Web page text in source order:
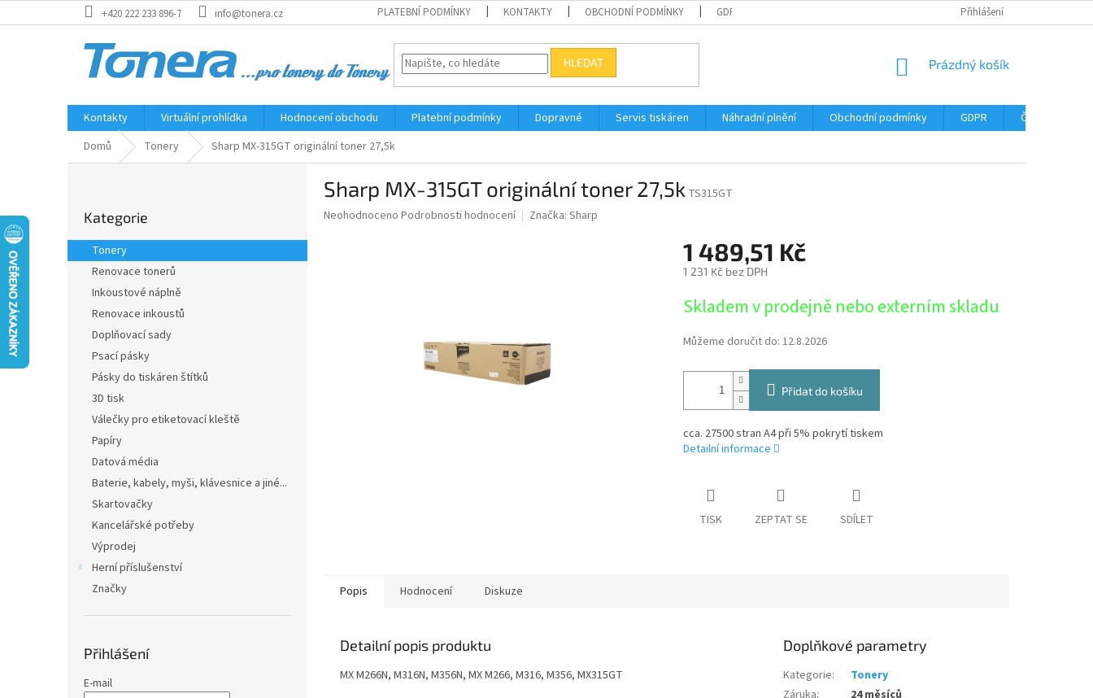
na
+420 222 233 896-7 info@tonera.cz PLATEBNÍ PODMÍNKY KONTAKTY OBCHODNÍ PODMÍNKY GDPR SERVIS TISKÁREN
Přihlášení
HLEDAT
NÁKUPNÍ
Prázdný košík
Kontakty Virtuální prohlídka Hodnocení obchodu Platební podmínky Dopravné Servis tiskáren Náhradní plnění Obchodní podmínky GDPR
Časté dotazy
Domů
Tonery Sharp MX-315GT originální toner 27,5k
r
a
kategorie
Kategorie
Tonery
Renovace tonerů
Inkoustové náplně
Renovace inkoustů
Doplňovací sady
Psací pásky
Pásky do tiskáren štítků
3D tisk
Válečky pro etiketovací kleště
Papíry
Datová média
Baterie, kabely, myši, klávesnice a jiné...
Skartovačky
Kancelářské potřeby
Výprodej
Herní příslušenství
Značky
Přihlášení
E-mail
Sharp MX-315GT originální toner 27,5k TS315GT
Průměrné
Neohodnoceno Podrobnosti hodnocení Značka: Sharp
1 489,51 Kč
1 231 Kč bez DPH
cena:
Skladem v prodejně nebo externím skladu
Můžeme doručit do: 12.8.2026
Přidat do košíku
cca. 27500 stran A4 při 5% pokrytí tiskem
Detailní informace
TISK ZEPTAT SE SDÍLET
Popis Hodnocení Diskuze
Detailní popis produktu
MX M266N, M316N, M356N, MX M266, M316, M356, MX315GT
Doplňkové parametry
Kategorie:
Tonery